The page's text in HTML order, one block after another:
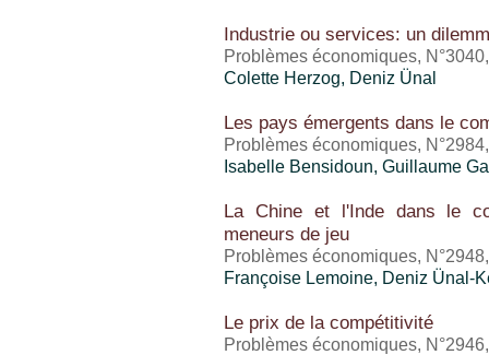
Industrie ou services: un
Problèmes économiques,
Colette Herzog, Deniz Ünal
Les pays émergents dans le
Problèmes économiques,
Isabelle Bensidoun, Guillaume
La Chine et l'Inde dans le
meneurs de jeu
Problèmes économiques,
Françoise Lemoine, Deniz Ünal-
Le prix de la compétitivité
Problèmes économiques,